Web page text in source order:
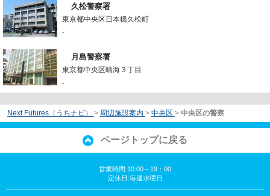
久松警察署
東京都中央区日本橋久松町
-
月島警察署
東京都中央区晴海３丁目
-
Next Futures（うちナビ） > 周辺施設案内 > 中央区 > 中央区の警察
ページトップに戻る
営業時間:10:00～19：00
定休日:毎週水曜日